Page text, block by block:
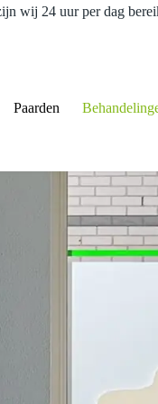
wij 24 uur per dag
Paarden